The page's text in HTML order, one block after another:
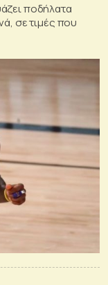
ποδήλατα
σε τιμές που